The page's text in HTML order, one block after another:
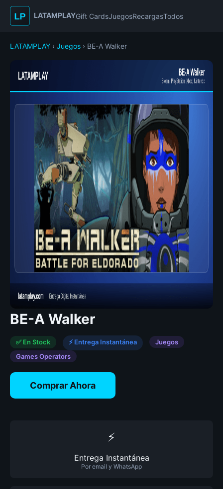
LATAMPLAYGift CardsJuegosRecargasTodos
LATAMPLAY › Juegos › BE-A Walker
BE-A Walker
✅ En Stock ⚡ Entrega Instantánea
Juegos
Games Operators
Comprar Ahora
⚡
Entrega Instantánea
Por email y WhatsApp